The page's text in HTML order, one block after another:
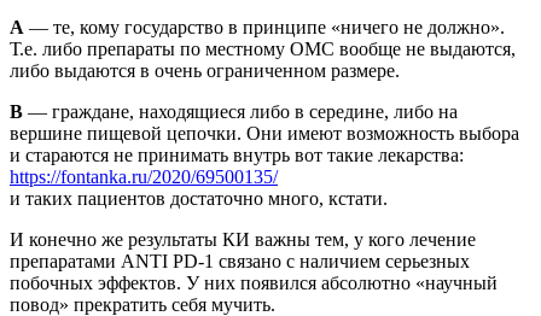
А — те, кому государство в принципе «ничего не должно».
Т.е. либо препараты по местному ОМС вообще не выдаются,
либо выдаются в очень ограниченном размере.
В — граждане, находящиеся либо в середине, либо на
вершине пищевой цепочки. Они имеют возможность выбора
и стараются не принимать внутрь вот такие лекарства:
https://fontanka.ru/2020/69500135/
и таких пациентов достаточно много, кстати.
И конечно же результаты КИ важны тем, у кого лечение
препаратами ANTI PD-1 связано с наличием серьезных
побочных эффектов. У них появился абсолютно «научный
повод» прекратить себя мучить.